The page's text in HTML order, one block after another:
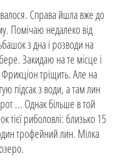
Справа йшла вже до
Помічаю недалеко від
з дна і розводи на
Закидаю на те місце і
тріщить. Але на
підсак з води, а там лин
... Однак більше в той
тієї риболовлі: близько 15
трофейний лин. Мілка